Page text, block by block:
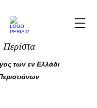
Περίστα
των εν Ελλάδι